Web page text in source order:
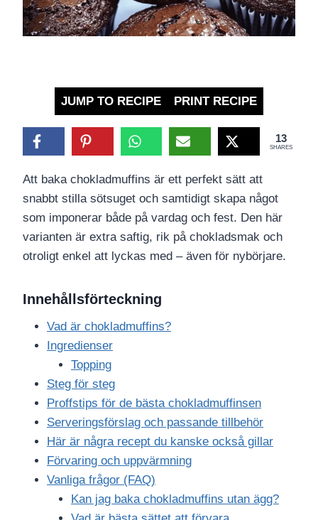
JUMP TO RECIPE PRINT RECIPE
13
SHARES
Att baka chokladmuffins är ett perfekt sätt att
snabbt stilla sötsuget och samtidigt skapa något
som imponerar både på vardag och fest. Den här
varianten är extra saftig, rik på chokladsmak och
otroligt enkel att lyckas med – även för nybörjare.
Innehållsförteckning
Vad är chokladmuffins?
Ingredienser
Topping
Steg för steg
Proffstips för de bästa chokladmuffinsen
Serveringsförslag och passande tillbehör
Här är några recept du kanske också gillar
Förvaring och uppvärmning
Vanliga frågor (FAQ)
Kan jag baka chokladmuffins utan ägg?